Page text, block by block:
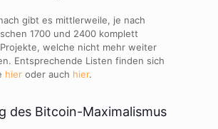
gibt es mittlerweile, je nach
1700 und 2400 komplett
welche nicht mehr weiter
Entsprechende Listen finden sich
hier oder auch hier.
des Bitcoin-Maximalismus